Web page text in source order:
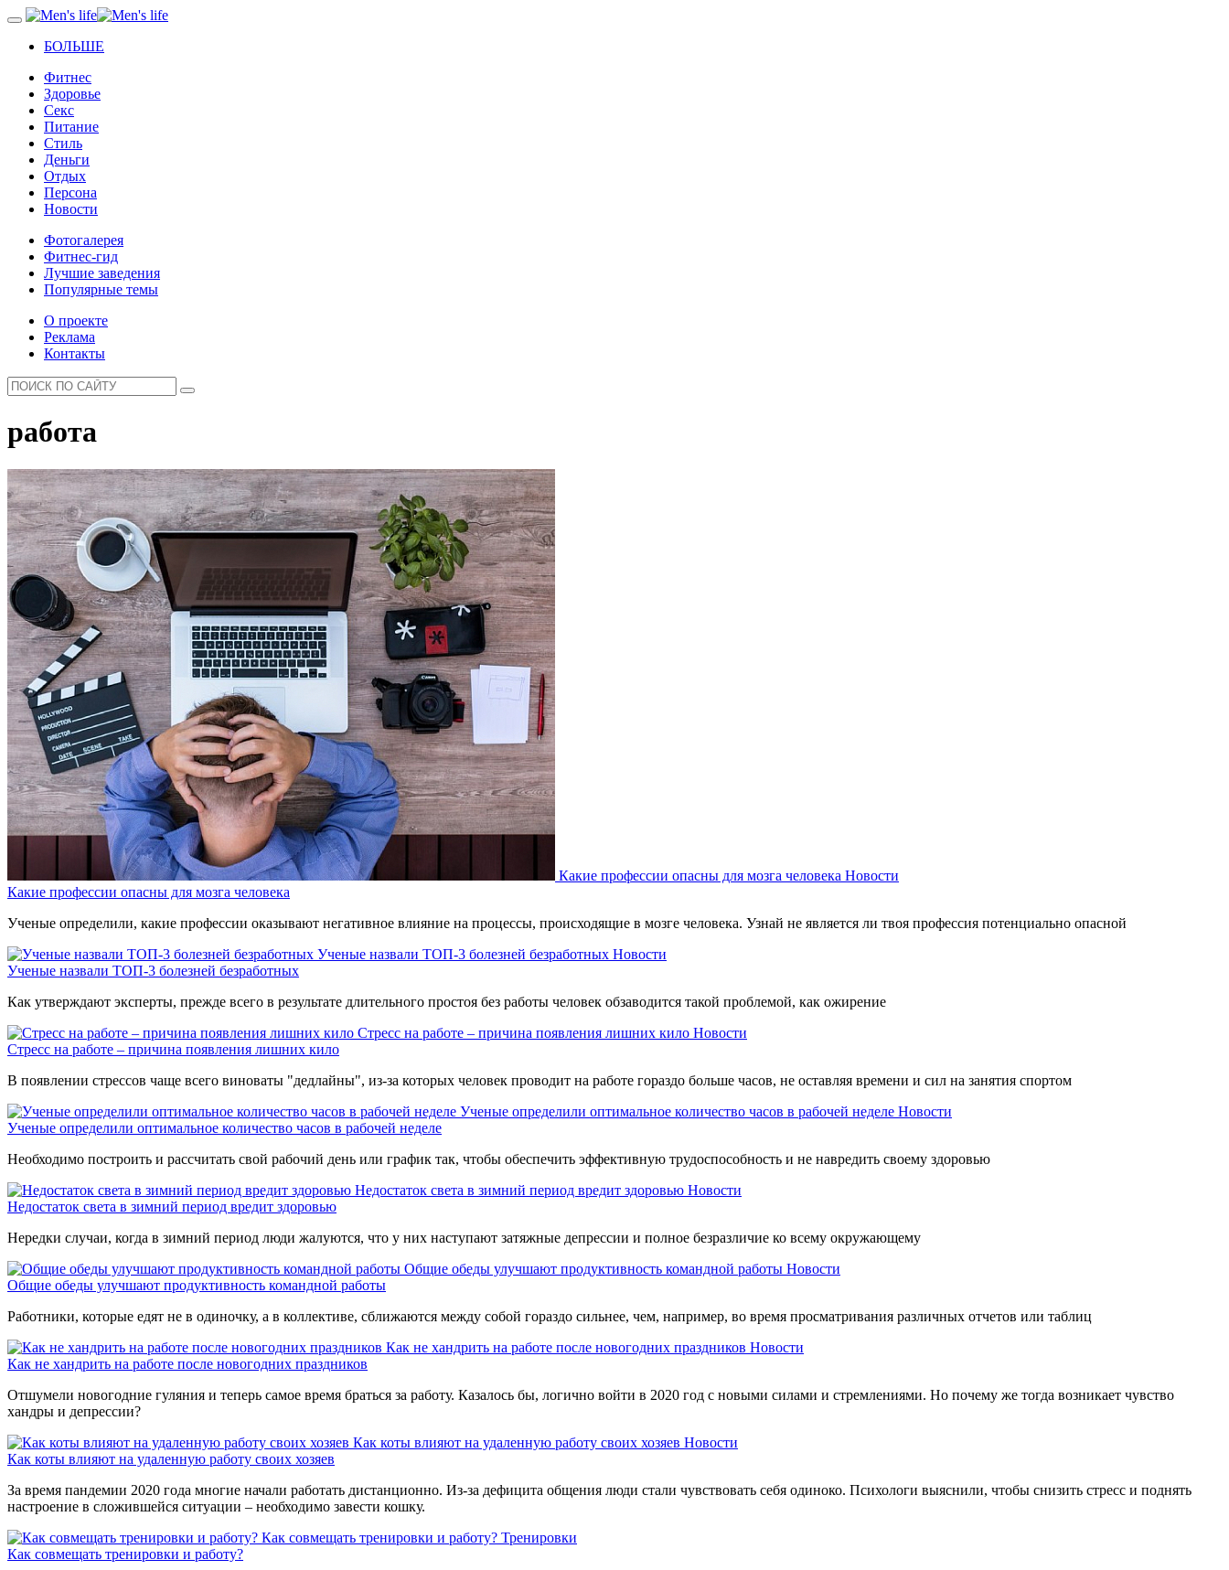
БОЛЬШЕ
Фитнес
Здоровье
Секс
Питание
Стиль
Деньги
Отдых
Персона
Новости
Фотогалерея
Фитнес-гид
Лучшие заведения
Популярные темы
О проекте
Реклама
Контакты
работа
Какие профессии опасны для мозга человека Новости
Какие профессии опасны для мозга человека
Ученые определили, какие профессии оказывают негативное влияние на процессы, происходящие в мозге человека. Узнай не является ли твоя профессия потенциально опасной
Ученые назвали ТОП-3 болезней безработных Новости
Ученые назвали ТОП-3 болезней безработных
Как утверждают эксперты, прежде всего в результате длительного простоя без работы человек обзаводится такой проблемой, как ожирение
Стресс на работе – причина появления лишних кило Новости
Стресс на работе – причина появления лишних кило
В появлении стрессов чаще всего виноваты "дедлайны", из-за которых человек проводит на работе гораздо больше часов, не оставляя времени и сил на занятия спортом
Ученые определили оптимальное количество часов в рабочей неделе Новости
Ученые определили оптимальное количество часов в рабочей неделе
Необходимо построить и рассчитать свой рабочий день или график так, чтобы обеспечить эффективную трудоспособность и не навредить своему здоровью
Недостаток света в зимний период вредит здоровью Новости
Недостаток света в зимний период вредит здоровью
Нередки случаи, когда в зимний период люди жалуются, что у них наступают затяжные депрессии и полное безразличие ко всему окружающему
Общие обеды улучшают продуктивность командной работы Новости
Общие обеды улучшают продуктивность командной работы
Работники, которые едят не в одиночку, а в коллективе, сближаются между собой гораздо сильнее, чем, например, во время просматривания различных отчетов или таблиц
Как не хандрить на работе после новогодних праздников Новости
Как не хандрить на работе после новогодних праздников
Отшумели новогодние гуляния и теперь самое время браться за работу. Казалось бы, логично войти в 2020 год с новыми силами и стремлениями. Но почему же тогда возникает чувство
хандры и депрессии?
Как коты влияют на удаленную работу своих хозяев Новости
Как коты влияют на удаленную работу своих хозяев
За время пандемии 2020 года многие начали работать дистанционно. Из-за дефицита общения люди стали чувствовать себя одиноко. Психологи выяснили, чтобы снизить стресс и поднять
настроение в сложившейся ситуации – необходимо завести кошку.
Как совмещать тренировки и работу? Тренировки
Как совмещать тренировки и работу?